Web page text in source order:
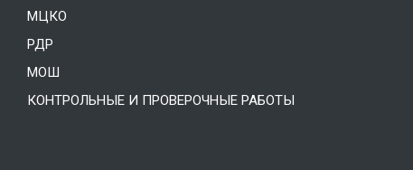
МЦКО
РДР
МОШ
КОНТРОЛЬНЫЕ И ПРОВЕРОЧНЫЕ РАБОТЫ